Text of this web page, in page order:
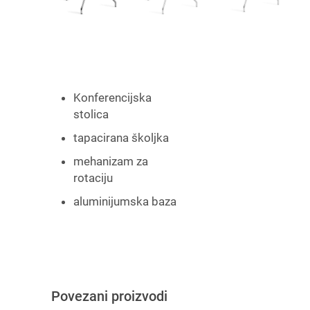
Konferencijska
stolica
tapacirana školjka
mehanizam za
rotaciju
aluminijumska baza
Povezani proizvodi